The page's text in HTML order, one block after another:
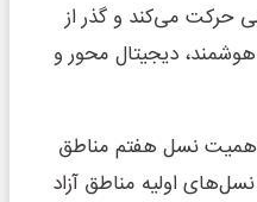
می‌کند و گذر از
دیجیتال محور و
اهمیت نسل هفتم مناطق
اولیه مناطق آزاد